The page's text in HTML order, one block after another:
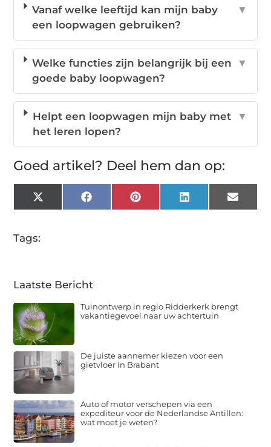
Vanaf welke leeftijd kan mijn baby
een loopwagen gebruiken?
▼
Welke functies zijn belangrijk bij een
goede baby loopwagen?
▼
Helpt een loopwagen mijn baby met
het leren lopen?
▼
Goed artikel? Deel hem dan op:
X
(Twitter)
FacebookPinterestLinkedInEmail
Tags:
Laatste Bericht
Tuinontwerp in regio Ridderkerk brengt
vakantiegevoel naar uw achtertuin
De juiste aannemer kiezen voor een
gietvloer in Brabant
Auto of motor verschepen via een
expediteur voor de Nederlandse Antillen:
wat moet je weten?